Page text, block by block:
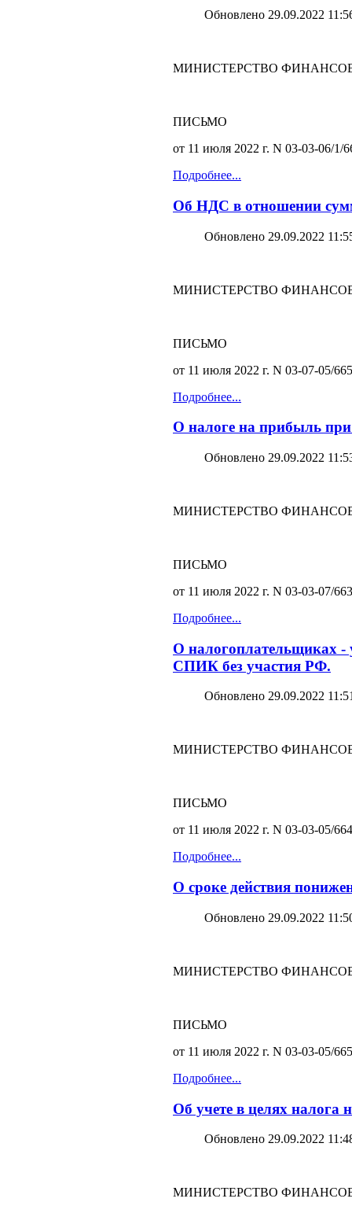
Обновлено 29.09.2022
МИНИСТЕРСТВО
ПИСЬМО
от 11 июля 2022 г. N 03-03-06/1/
Подробнее...
Об НДС в отношении сумм
Обновлено 29.09.2022
МИНИСТЕРСТВО
ПИСЬМО
от 11 июля 2022 г. N 03-07-05/
Подробнее...
О налоге на прибыль при
Обновлено 29.09.2022
МИНИСТЕРСТВО
ПИСЬМО
от 11 июля 2022 г. N 03-03-07/
Подробнее...
О налогоплательщиках -
СПИК без участия РФ.
Обновлено 29.09.2022
МИНИСТЕРСТВО
ПИСЬМО
от 11 июля 2022 г. N 03-03-05/
Подробнее...
О сроке действия
Обновлено 29.09.2022
МИНИСТЕРСТВО
ПИСЬМО
от 11 июля 2022 г. N 03-03-05/
Подробнее...
Об учете в целях налога
Обновлено 29.09.2022
МИНИСТЕРСТВО